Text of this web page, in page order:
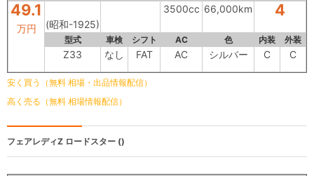
49.1
万円 (昭和-1925)
3500cc 66,000km 4
型式 車検 シフト AC 色 内装 外装
Z33 なし FAT AC シルバー C C
安く買う（無料 相場・出品情報配信）
高く売る（無料 相場情報配信）
フェアレディZ ロードスター ()